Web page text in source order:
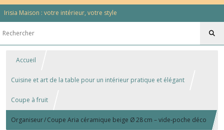
Irisia Maison : votre intérieur, votre style
Accueil
Cuisine et art de la table pour un intérieur pratique et élégant
Coupe à fruit
Organiseur / Coupe Aria céramique beige Ø 28 cm – vide‑poche déco